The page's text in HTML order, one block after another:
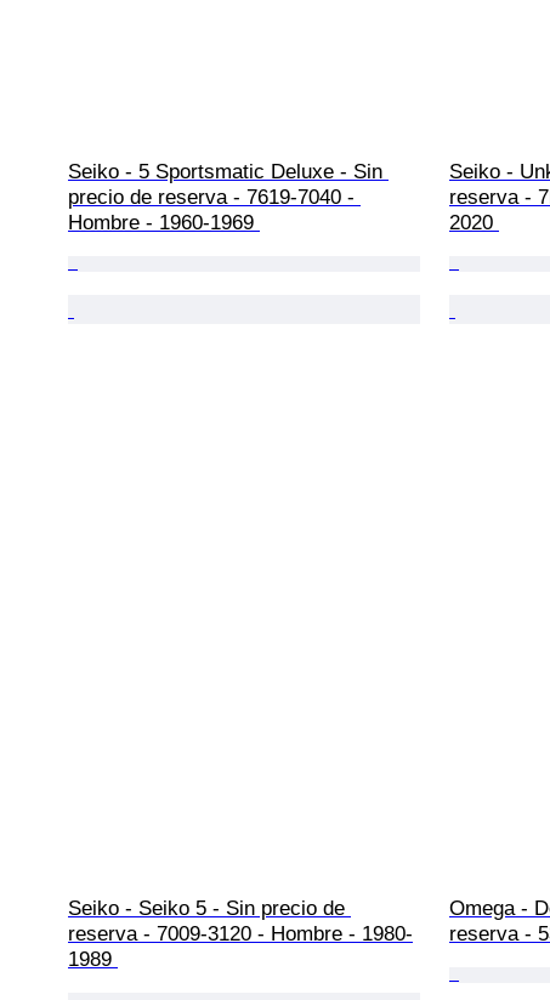
Seiko - 5 Sportsmatic Deluxe - Sin
precio de reserva - 7619-7040 -
Hombre - 1960-1969
Seiko -
reserva -
2020
Seiko - Seiko 5 - Sin precio de
reserva - 7009-3120 - Hombre - 1980-
1989
Omega -
reserva -